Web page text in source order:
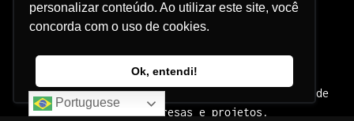
personalizar conteúdo. Ao utilizar este site, você
concorda com o uso de cookies.
Ok, entendi!
Criamos métodos que impulsionam o crescimento de
pessoas, empresas e projetos.
Portuguese